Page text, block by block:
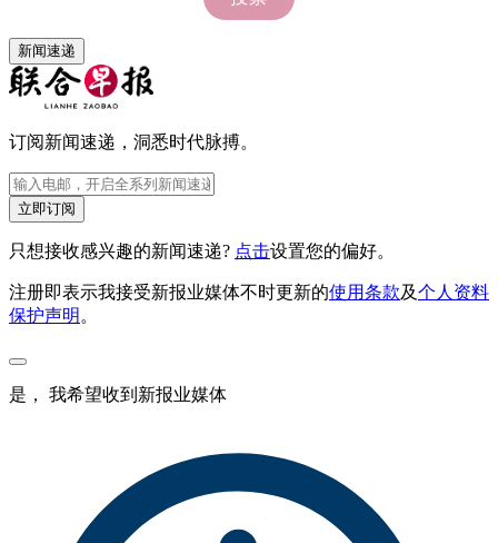
新闻速递
订阅新闻速递，洞悉时代脉搏。
立即订阅
只想接收感兴趣的新闻速递? 点击设置您的偏好。
注册即表示我接受新报业媒体不时更新的使用条款及个人资料
保护声明 。
是， 我希望收到新报业媒体